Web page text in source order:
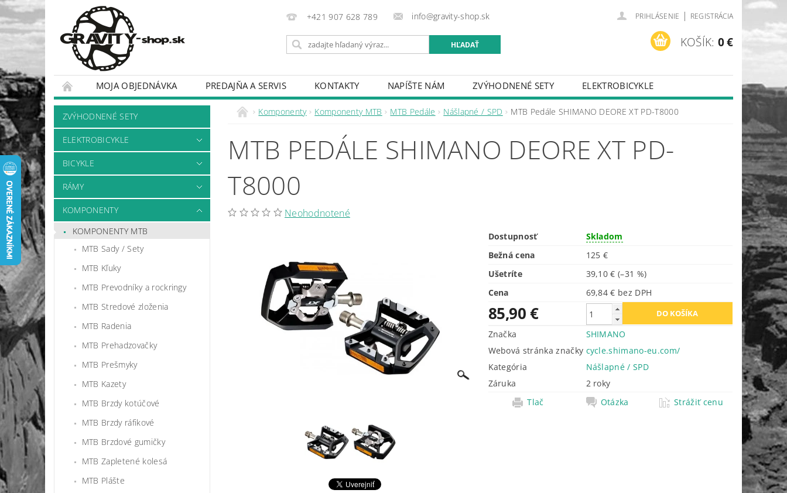
+421 907 628 789 info@gravity-shop.sk PRIHLÁSENIE | REGISTRÁCIA
KOŠÍK: 0 €
MOJA OBJEDNÁVKA PREDAJŇA A SERVIS KONTAKTY NAPÍŠTE NÁM ZVÝHODNENÉ SETY
ELEKTROBICYKLE
BICYKLE
RÁMY
ZVÝHODNENÉ SETY
ELEKTROBICYKLE
BICYKLE
RÁMY
KOMPONENTY
KOMPONENTY MTB
MTB Sady / Sety
MTB Kľuky
MTB Prevodníky a rockringy
MTB Stredové zloženia
MTB Radenia
MTB Prehadzovačky
MTB Prešmyky
MTB Kazety
MTB Brzdy kotúčové
MTB Brzdy ráfikové
MTB Brzdové gumičky
MTB Zapletené kolesá
MTB Plášte
Komponenty Komponenty MTB MTB Pedále Nášlapné / SPD MTB Pedále SHIMANO DEORE XT PD-T8000
MTB PEDÁLE SHIMANO DEORE XT PD-
T8000
Neohodnotené
Dostupnosť
Skladom
Bežná cena
125 €
Ušetríte
39,10 €(–31 %)
Cena
69,84 € bez DPH
85,90 €
Značka
SHIMANO
Webová stránka značky cycle.shimano-eu.com/
Kategória
Nášlapné / SPD
Záruka
2 roky
Tlač
Otázka Strážiť cenu